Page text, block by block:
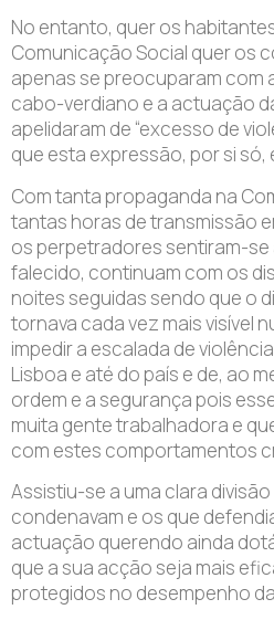
No entanto, quer os
Comunicação Social quer os
apenas se preocuparam com
cabo-verdiano e a actuação
apelidaram de “excesso de
que esta expressão, por si só,
Com tanta propaganda na
tantas horas de transmissão
os perpetradores sentiram-se
falecido, continuam com os
noites seguidas sendo que o
tornava cada vez mais visível
impedir a escalada de
Lisboa e até do país e de, ao
ordem e a segurança pois
muita gente trabalhadora e
com estes comportamentos
Assistiu-se a uma clara
condenavam e os que
actuação querendo ainda
que a sua acção seja mais
protegidos no desempenho